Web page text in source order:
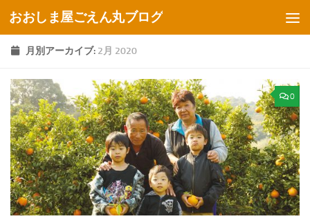
コンテンツへスキップ
おおしま屋ごえん丸ブログ
月別アーカイブ: 2月 2020
0